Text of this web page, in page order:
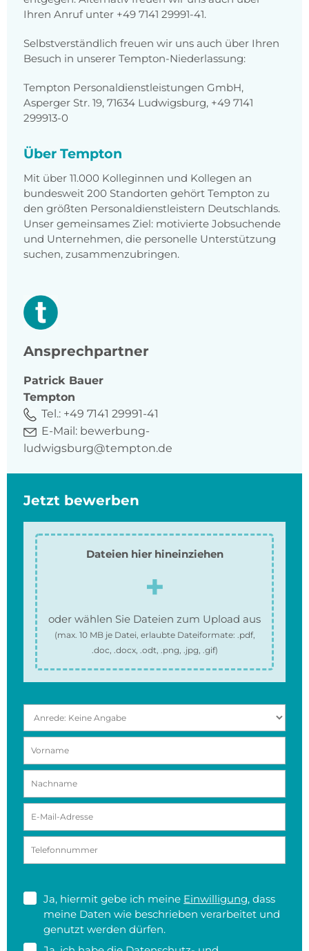
Ihren Anruf unter +49 7141 29991-41.
Selbstverständlich freuen wir uns auch über Ihren
Besuch in unserer Tempton-Niederlassung:
Tempton Personaldienstleistungen GmbH,
Asperger Str. 19, 71634 Ludwigsburg, +49 7141
299913-0
Über Tempton
Mit über 11.000 Kolleginnen und Kollegen an
bundesweit 200 Standorten gehört Tempton zu
den größten Personaldienstleistern Deutschlands.
Unser gemeinsames Ziel: motivierte Jobsuchende
und Unternehmen, die personelle Unterstützung
suchen, zusammenzubringen.
Ansprechpartner
Patrick Bauer
Tempton
Tel.: +49 7141 29991-41
E-Mail: bewerbung-
ludwigsburg@tempton.de
Jetzt bewerben
Dateien hier hineinziehen
oder wählen Sie Dateien zum Upload aus
(max. 10 MBje Datei, erlaubte Dateiformate: .pdf,
.doc, .docx, .odt, .png, .jpg, .gif)
Ja, hiermit gebe ich meine Einwilligung, dass
meine Daten wie beschrieben verarbeitet und
genutzt werden dürfen.